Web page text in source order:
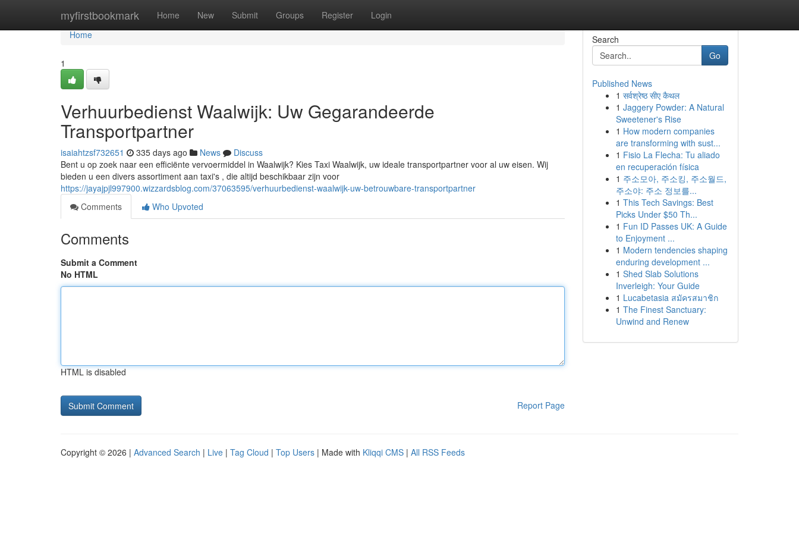
myfirstbookmark Home New Submit Groups Register Login
Home
Home
1
Verhuurbedienst Waalwijk: Uw Gegarandeerde
Transportpartner
isaiahtzsf732651 335 days ago News
Discuss
Bent u op zoek naar een efficiënte vervoermiddel in Waalwijk? Kies Taxi Waalwijk, uw ideale transportpartner voor al uw eisen. Wij
bieden u een divers assortiment aan taxi's , die altijd beschikbaar zijn voor
https://jayajpjl997900.wizzardsblog.com/37063595/verhuurbedienst-waalwijk-uw-betrouwbare-transportpartner
Comments
Who Upvoted
Comments
Submit a Comment
No HTML
HTML is disabled
Report Page
Search
Go
Published News
1 सर्वश्रेष्ठ सीए कैथल
1 Jaggery Powder: A Natural
Sweetener's Rise
1 How modern companies
are transforming with sust...
1 Fisio La Flecha: Tu aliado
en recuperación física
1 주소모아, 주소킹, 주소월드,
주소야: 주소 정보를...
1 This Tech Savings: Best
Picks Under $50 Th...
1 Fun ID Passes UK: A Guide
to Enjoyment ...
1 Modern tendencies shaping
enduring development ...
1 Shed Slab Solutions
Inverleigh: Your Guide
1 Lucabetasia สมัครสมาชิก
1 The Finest Sanctuary:
Unwind and Renew
Copyright © 2026 | Advanced Search | Live | Tag Cloud | Top Users | Made with Kliqqi CMS | All RSS Feeds